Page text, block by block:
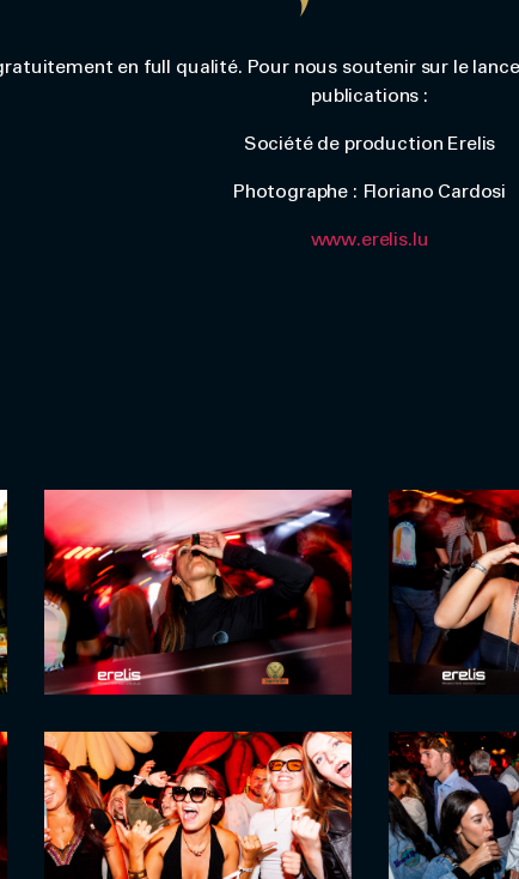
en full qualité. Pour nous soutenir sur le
publications :
Société de production Erelis
Photographe : Floriano Cardosi
www.erelis.lu